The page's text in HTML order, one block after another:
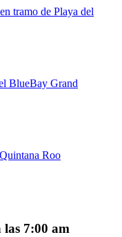
tramo de Playa del
BlueBay Grand
Roo
las 7:00 am